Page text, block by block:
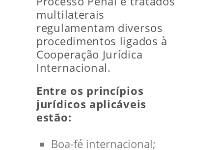
multilaterais
regulamentam diversos
procedimentos ligados à
Cooperação Jurídica
Internacional.
Entre os princípios
jurídicos aplicáveis
estão:
Boa-fé internacional;